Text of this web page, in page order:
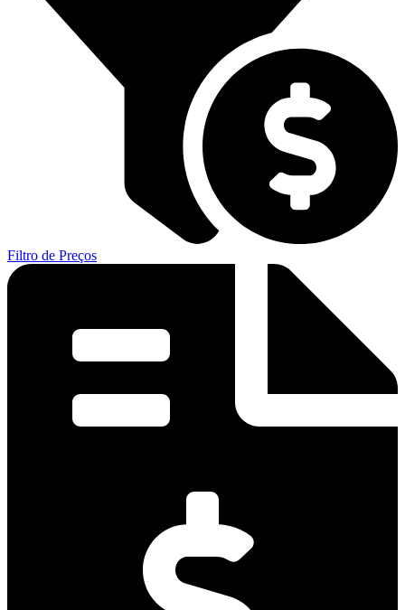
Filtro de Preços